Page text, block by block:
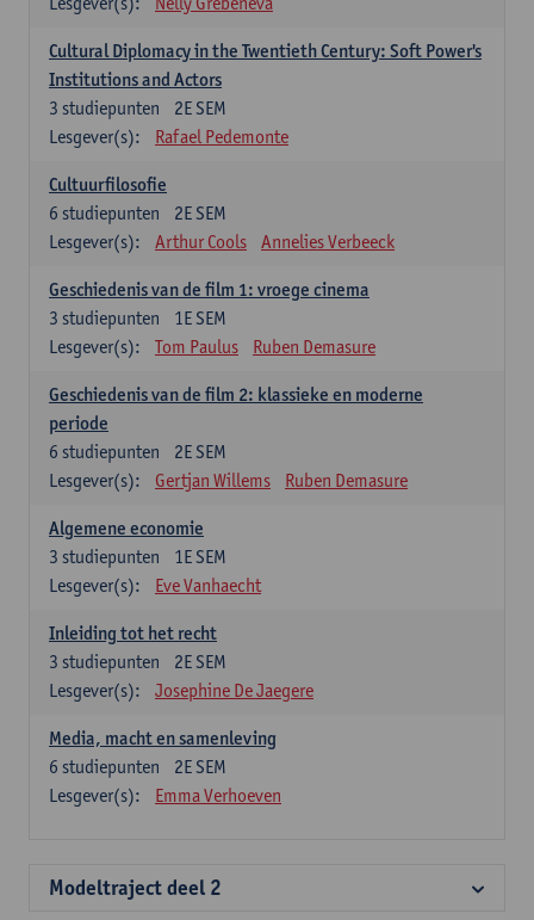
Cultural Diplomacy in the Twentieth Century: Soft Power's
Institutions and Actors
2E SEM
3 studiepunten
Lesgever(s):
Rafael Pedemonte
Cultuurfilosofie
2E SEM
6 studiepunten
Lesgever(s):
Arthur Cools Annelies Verbeeck
Geschiedenis van de film 1: vroege cinema
1E SEM
3 studiepunten
Lesgever(s):
Tom Paulus Ruben Demasure
Geschiedenis van de film 2: klassieke en moderne
periode
2E SEM
6 studiepunten
Lesgever(s):
Gertjan Willems Ruben Demasure
Algemene economie
1E SEM
3 studiepunten
Lesgever(s):
Eve Vanhaecht
Inleiding tot het recht
2E SEM
3 studiepunten
Lesgever(s):
Josephine De Jaegere
Media, macht en samenleving
2E SEM
6 studiepunten
Lesgever(s):
Emma Verhoeven
Modeltraject deel 2